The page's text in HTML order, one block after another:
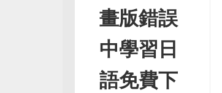
畫版錯誤
中學習日
語免費下